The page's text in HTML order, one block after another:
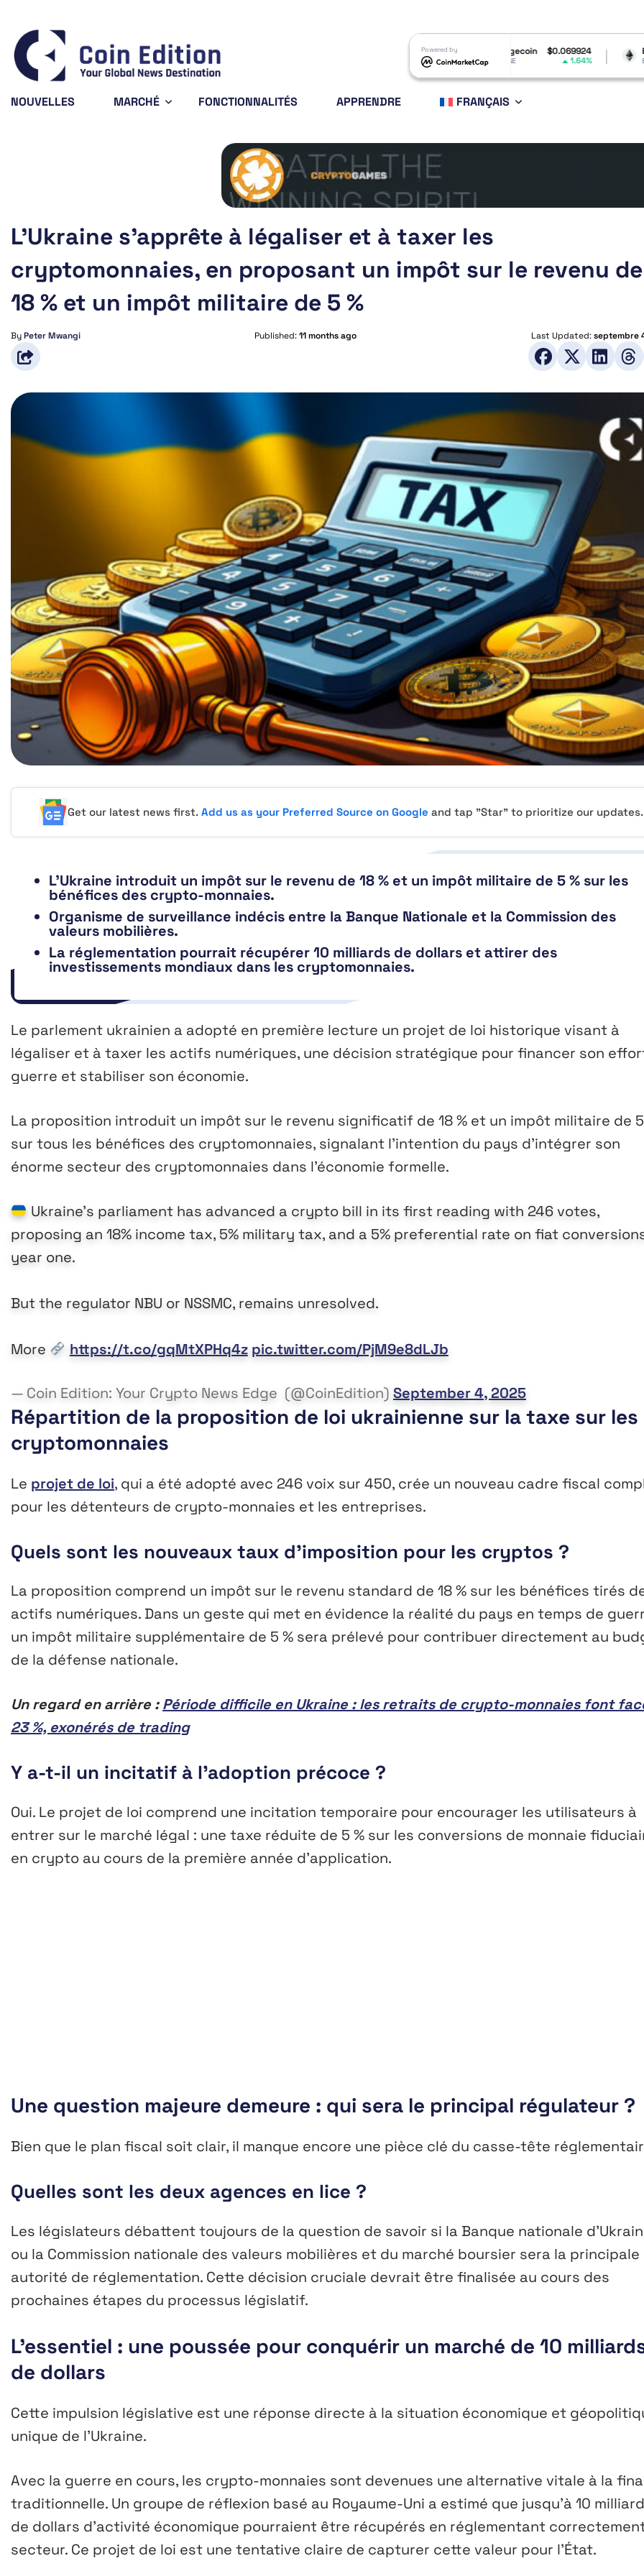
Powered by
Bitcoin $65,026.08
BTC
Dogecoin $0.069924
DOGE 1.64%
Ethereum
ETH
NOUVELLES MARCHÉ FONCTIONNALITÉS APPRENDRE FRANÇAIS
L’Ukraine s’apprête à légaliser et à taxer les
cryptomonnaies, en proposant un impôt sur le revenu de
18 % et un impôt militaire de 5 %
ByPeter Mwangi Published:11 months ago Last Updated:septembre
Get our latest news first.Add us as your Preferred Source on Google and tap "Star" to prioritize our updates.
L’Ukraine introduit un impôt sur le revenu de 18 % et un impôt militaire de 5 % sur les
bénéfices des crypto-monnaies.
Organisme de surveillance indécis entre la Banque Nationale et la Commission des
valeurs mobilières.
La réglementation pourrait récupérer 10 milliards de dollars et attirer des
investissements mondiaux dans les cryptomonnaies.
Le parlement ukrainien a adopté en première lecture un projet de loi historique visant à
légaliser et à taxer les actifs numériques, une décision stratégique pour financer son
guerre et stabiliser son économie.
La proposition introduit un impôt sur le revenu significatif de 18 % et un impôt militaire de 5
sur tous les bénéfices des cryptomonnaies, signalant l’intention du pays d’intégrer son
énorme secteur des cryptomonnaies dans l’économie formelle.
Ukraine’s parliament has advanced a crypto bill in its first reading with 246 votes,
proposing an 18% income tax, 5% military tax, and a 5% preferential rate on fiat
year one.
But the regulator NBU or NSSMC, remains unresolved.
More https://t.co/gqMtXPHq4z pic.twitter.com/PjM9e8dLJb
— Coin Edition: Your Crypto News Edge ️ (@CoinEdition) September 4, 2025
Répartition de la proposition de loi ukrainienne sur la taxe sur les
cryptomonnaies
Le projet de loi, qui a été adopté avec 246 voix sur 450, crée un nouveau cadre fiscal
pour les détenteurs de crypto-monnaies et les entreprises.
Quels sont les nouveaux taux d’imposition pour les cryptos ?
La proposition comprend un impôt sur le revenu standard de 18 % sur les bénéfices tirés
actifs numériques. Dans un geste qui met en évidence la réalité du pays en temps de
un impôt militaire supplémentaire de 5 % sera prélevé pour contribuer directement au
de la défense nationale.
Un regard en arrière :Période difficile en Ukraine : les retraits de crypto-monnaies font
23 %, exonérés de trading
Y a-t-il un incitatif à l’adoption précoce ?
Oui. Le projet de loi comprend une incitation temporaire pour encourager les utilisateurs à
entrer sur le marché légal : une taxe réduite de 5 % sur les conversions de monnaie
en crypto au cours de la première année d’application.
Une question majeure demeure : qui sera le principal régulateur ?
Bien que le plan fiscal soit clair, il manque encore une pièce clé du casse-tête
Quelles sont les deux agences en lice ?
Les législateurs débattent toujours de la question de savoir si la Banque nationale
ou la Commission nationale des valeurs mobilières et du marché boursier sera la principale
autorité de réglementation. Cette décision cruciale devrait être finalisée au cours des
prochaines étapes du processus législatif.
L’essentiel : une poussée pour conquérir un marché de 10
de dollars
Cette impulsion législative est une réponse directe à la situation économique et
unique de l’Ukraine.
Avec la guerre en cours, les crypto-monnaies sont devenues une alternative vitale à la
traditionnelle. Un groupe de réflexion basé au Royaume-Uni a estimé que jusqu’à 10
de dollars d’activité économique pourraient être récupérés en réglementant
secteur. Ce projet de loi est une tentative claire de capturer cette valeur pour l’État.